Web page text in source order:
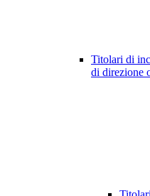
Titolari di
di direzione